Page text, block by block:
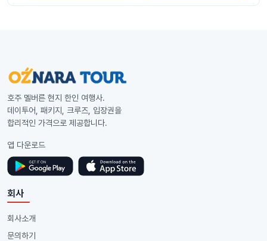
호주 멜버른 현지 한인 여행사.
데이투어, 패키지, 크루즈, 입장권을
합리적인 가격으로 제공합니다.
앱 다운로드
회사
회사소개
문의하기